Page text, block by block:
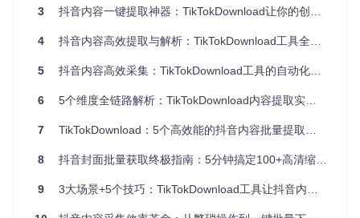
配置稳定的网络环境
3 抖音内容一键提取神器：TikTokDownload让你的创作效率翻倍！
4 抖音内容高效提取与解析：TikTokDownload工具全方位应用指南
5 抖音内容高效采集：TikTokDownload工具的自动化解决方案
6 5个维度全链路解析：TikTokDownload内容提取实战指南
7 TikTokDownload：5个高效能的抖音内容批量提取方案
8 抖音封面批量获取终极指南：5分钟搞定100+高清缩略图免费下载
9 3大场景+5个技巧：TikTokDownload工具让抖音内容提取效率提升10倍